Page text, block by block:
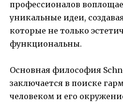
профессионалов
уникальные идеи,
которые не только
функциональны.
Основная философия
заключается в поиске
человеком и его